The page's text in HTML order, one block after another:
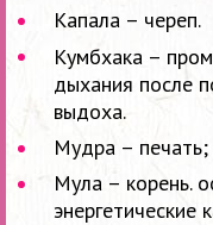
Капала – череп.
Кумбхака –
дыхания после
выдоха.
Мудра –
Мула – корень.
энергетические